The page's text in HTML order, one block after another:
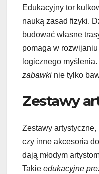
Edukacyjny tor
nauką zasad fizyki.
budować własne
pomaga w
logicznego
zabawki nie tylko
Zestawy
Zestawy
czy inne akcesoria
dają młodym
Takie edukacyjne